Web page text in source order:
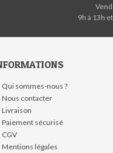
9h à 13h
Qui sommes-nous ?
Nous contacter
Livraison
Paiement sécurisé
CGV
Mentions légales